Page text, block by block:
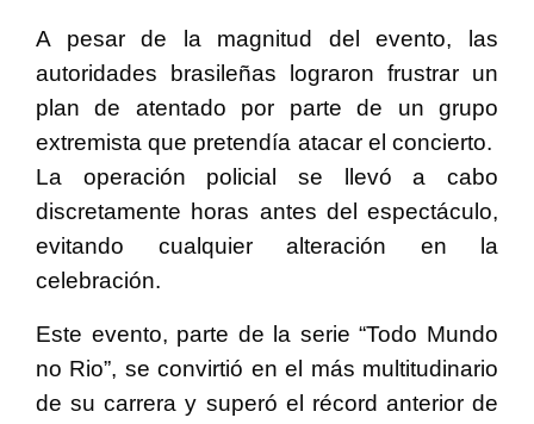
A pesar de la magnitud del evento, las
autoridades brasileñas lograron frustrar un
plan de atentado por parte de un grupo
extremista que pretendía atacar el concierto.
La operación policial se llevó a cabo
discretamente horas antes del espectáculo,
evitando cualquier alteración en la
celebración.
Este evento, parte de la serie “Todo Mundo
no Rio”, se convirtió en el más multitudinario
de su carrera y superó el récord anterior de